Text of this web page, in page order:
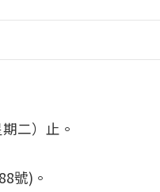
二）止。
號)。